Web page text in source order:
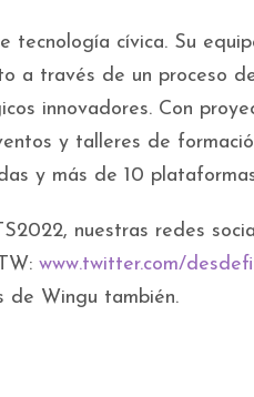
tecnología cívica. Su
a través de un proceso
innovadores. Con
y talleres de
y más de 10
nuestras redes
www.twitter.com/
de Wingu también.